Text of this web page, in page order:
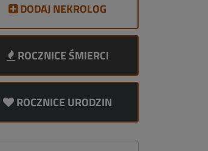
DODAJ NEKROLOG
ROCZNICE ŚMIERCI
ROCZNICE URODZIN